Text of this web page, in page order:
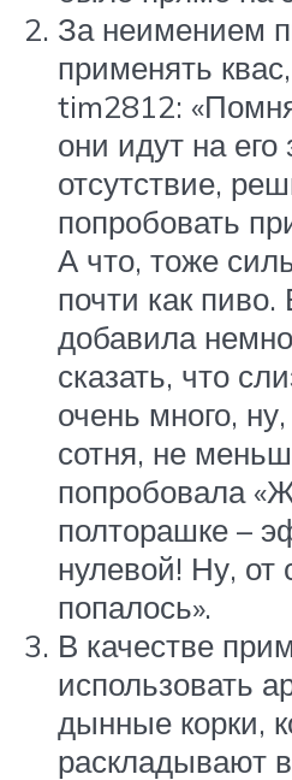
За неимением
применять
tim2812:
они идут на его
отсутствие,
попробовать
А что, тоже
почти как пиво.
добавила
сказать, что
очень много,
сотня, не
попробовала
полторашке –
нулевой! Ну,
попалось».
В качестве
использовать
дынные корки,
раскладывают